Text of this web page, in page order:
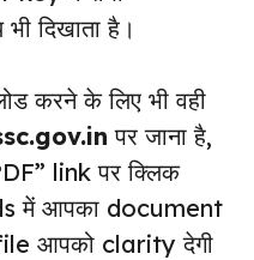
दिखाता है।
करने के लिए भी वही
पर जाना है,
link पर क्लिक
में आपका document
आपको clarity देगी